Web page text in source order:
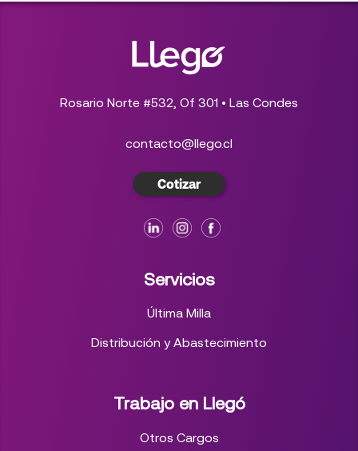
Rosario Norte #532, Of 301 • Las Condes
contacto@llego.cl
Cotizar
Servicios
Última Milla
Distribución y Abastecimiento
Trabajo en Llegó
Otros Cargos